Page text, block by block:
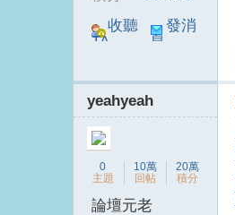
收聽
TA
發消
息
yeahyeah
0
主題
10萬
回帖
20萬
積分
論壇元老